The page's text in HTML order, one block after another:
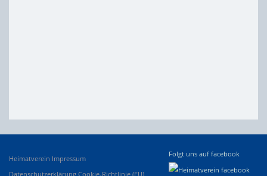
Heimatverein Impressum
Folgt uns auf facebook